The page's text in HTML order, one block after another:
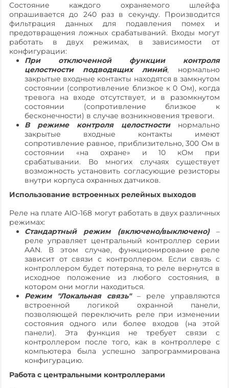
Состояние каждого охраняемого шлейфа
опрашивается до 240 раз в секунду. Производится
фильтрация данных для подавления помех и
предотвращения ложных срабатываний. Входы могут
работать в двух режимах, в зависимости от
конфигурации:
При отключенной функции контроля
целостности подводящих линий, нормально
закрытые входные контакты находятся в замкнутом
состоянии (сопротивление близкое к 0 Ом), когда
тревога на входе отсутствует, и в разомкнутом
состоянии (сопротивление близкое к
бесконечности) в случае возникновения тревоги.
В режиме контроля целостностинормально
закрытые входные контакты имеют
сопротивление равное, приблизительно, 300 Ом в
состоянии «на охране» и 10 кОм при
срабатывании. Во многих случаях существует
возможность установить согласующие резисторы
внутри корпуса охранных датчиков.
Использование встроенных релейных выходов
Реле на плате AIO-168 могут работать в двух различных
режимах:
Стандартный режим (включено/выключено)–
реле управляет центральный контроллер серии
AAN. В этом случае, функционирование реле
зависит от связи с контроллером. Если связь с
контроллером будет потеряна, то реле вернутся в
исходное положение из любого состояния, в
котором они могли находиться.
Режим "Локальная связь"– реле управляются
встроенной логикой охранной панели,
позволяющей переключить реле при изменении
состояния одного или более входов (на этой
панели). Эта функция не требует связи с
контроллером после того, как в контроллере с
компьютера была успешно запрограммирована
конфигурацию.
Работа с центральными контроллерами